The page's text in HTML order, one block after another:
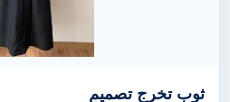
ثوب تخرج تصميم